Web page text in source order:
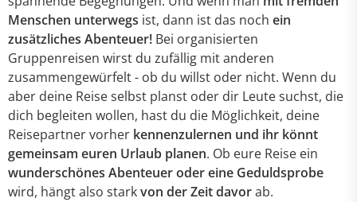
Menschen unterwegs ist, dann ist das noch ein
zusätzliches Abenteuer! Bei organisierten
Gruppenreisen wirst du zufällig mit anderen
zusammengewürfelt - ob du willst oder nicht. Wenn du
aber deine Reise selbst planst oder dir Leute suchst, die
dich begleiten wollen, hast du die Möglichkeit, deine
Reisepartner vorher kennenzulernen und ihr könnt
gemeinsam euren Urlaub planen. Ob eure Reise ein
wunderschönes Abenteuer oder eine Geduldsprobe
wird, hängt also starkvon der Zeit davorab.